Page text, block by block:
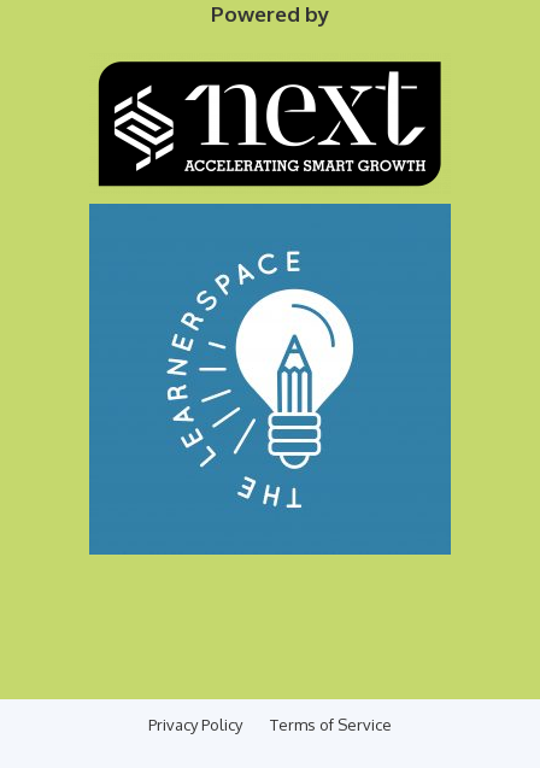
Powered by
Privacy Policy Terms of Service